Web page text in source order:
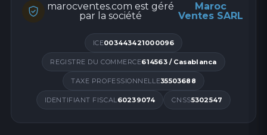
marocventes.com est géré
par la société
Maroc
Ventes SARL
ICE003443421000096
REGISTRE DU COMMERCE614563 / Casablanca
TAXE PROFESSIONNELLE35503688
IDENTIFIANT FISCAL60239074 CNSS5302547